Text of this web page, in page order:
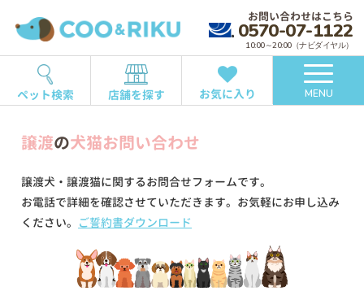
お問い合わせはこちら
0570-07-1122
10:00～20:00（ナビダイヤル）
ペット検索 店舗を探す お気に入り MENU
譲渡の犬猫お問い合わせ
譲渡犬・譲渡猫に関するお問合せフォームです。
お電話で詳細を確認させていただきます。お気軽にお申し込み
ください。 ご誓約書ダウンロード